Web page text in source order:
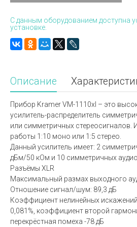
С данным оборудованием доступна
установке.
Описание
Прибор Kramer VM-1110xl – это
усилитель-распределитель
или симметричных
работы 1:10 моно или 1:5 стерео.
Данный усилитель имеет: 2
дБм/50 кОм и 10 симметричных
Разъёмы XLR
Максимальный размах выходного
Отношение сигнал/шум: 89,3 дБ
Коэффициент нелинейных
0,081%, коэффициент второй
перекрёстная помеха -78 дБ